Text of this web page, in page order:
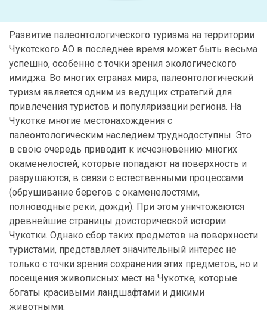
Развитие палеонтологического туризма на территории
Чукотского АО в последнее время может быть весьма
успешно, особенно с точки зрения экологического
имиджа. Во многих странах мира, палеонтологический
туризм является одним из ведущих стратегий для
привлечения туристов и популяризации региона. На
Чукотке многие местонахождения с
палеонтологическим наследием труднодоступны. Это
в свою очередь приводит к исчезновению многих
окаменелостей, которые попадают на поверхность и
разрушаются, в связи с естественными процессами
(обрушивание берегов с окаменелостями,
полноводные реки, дожди). При этом уничтожаются
древнейшие страницы доисторической истории
Чукотки. Однако сбор таких предметов на поверхности
туристами, представляет значительный интерес не
только с точки зрения сохранения этих предметов, но и
посещения живописных мест на Чукотке, которые
богаты красивыми ландшафтами и дикими
животными.